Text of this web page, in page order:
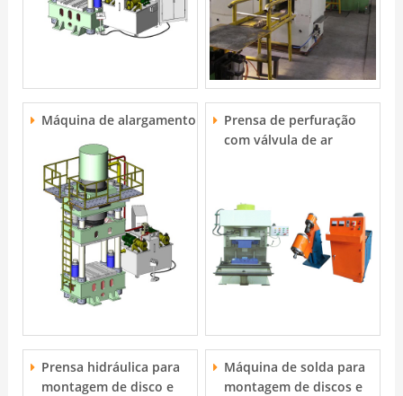
Máquina de alargamento
Prensa de perfuração
com válvula de ar
Prensa hidráulica para
montagem de disco e
Máquina de solda para
montagem de discos e